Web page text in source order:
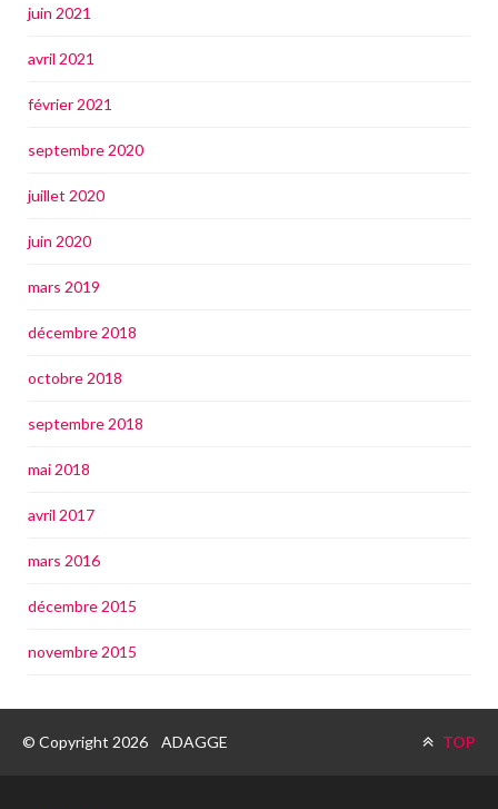
juin 2021
avril 2021
février 2021
septembre 2020
juillet 2020
juin 2020
mars 2019
décembre 2018
octobre 2018
septembre 2018
mai 2018
avril 2017
mars 2016
décembre 2015
novembre 2015
© Copyright 2026 ADAGGE TOP